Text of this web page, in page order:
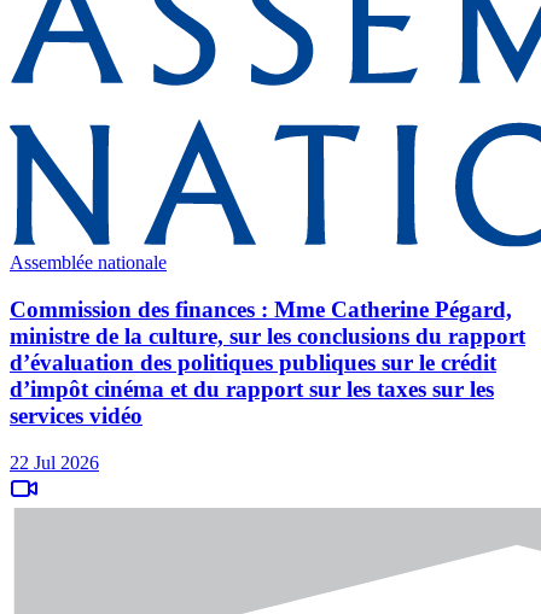
Assemblée nationale
Commission des finances : Mme Catherine Pégard,
ministre de la culture, sur les conclusions du rapport
d’évaluation des politiques publiques sur le crédit
d’impôt cinéma et du rapport sur les taxes sur les
services vidéo
22 Jul 2026